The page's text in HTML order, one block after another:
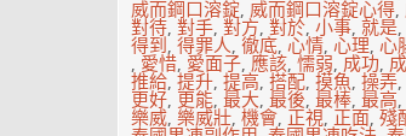
回
活
力
威而鋼口溶錠, 威而鋼口溶錠心得,
對待,對手,對方,對於, 小事,就是,
得到, 得罪人,徹底,心情, 心理,心
, 愛惜, 愛面子,應該,懦弱,成功,
推給,提升,提高,搭配,摸魚,操弄,
更好, 更能, 最大, 最後, 最棒, 最高,
樂威, 樂威壯,機會,正視,正面,殘